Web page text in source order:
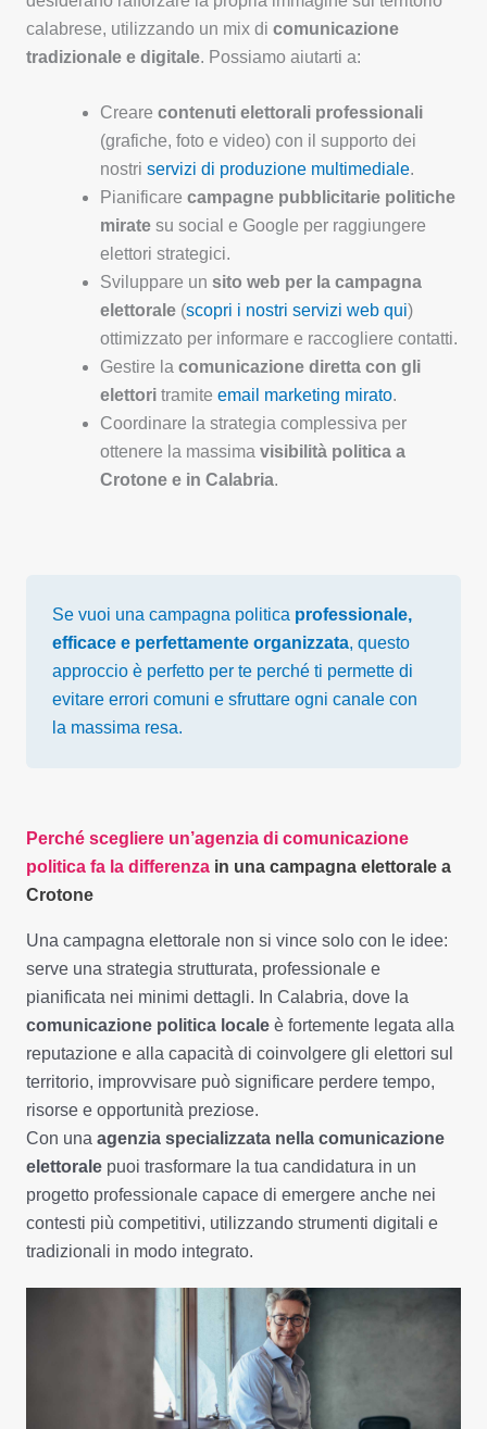
calabrese, utilizzando un mix di comunicazione
tradizionale e digitale. Possiamo aiutarti a:
Creare contenuti elettorali professionali
(grafiche, foto e video) con il supporto dei
nostri servizi di produzione multimediale.
Pianificare campagne pubblicitarie politiche
mirate su social e Google per raggiungere
elettori strategici.
Sviluppare un sito web per la campagna
elettorale (scopri i nostri servizi web qui)
ottimizzato per informare e raccogliere contatti.
Gestire la comunicazione diretta con gli
elettori tramite email marketing mirato.
Coordinare la strategia complessiva per
ottenere la massima visibilità politica a
Crotone e in Calabria.
Se vuoi una campagna politica professionale,
efficace e perfettamente organizzata, questo
approccio è perfetto per te perché ti permette di
evitare errori comuni e sfruttare ogni canale con
la massima resa.
Perché scegliere un’agenzia di comunicazione
politica fa la differenza in una campagna elettorale a
Crotone
Una campagna elettorale non si vince solo con le idee:
serve una strategia strutturata, professionale e
pianificata nei minimi dettagli. In Calabria, dove la
comunicazione politica locale è fortemente legata alla
reputazione e alla capacità di coinvolgere gli elettori sul
territorio, improvvisare può significare perdere tempo,
risorse e opportunità preziose.
Con una agenzia specializzata nella comunicazione
elettorale puoi trasformare la tua candidatura in un
progetto professionale capace di emergere anche nei
contesti più competitivi, utilizzando strumenti digitali e
tradizionali in modo integrato.